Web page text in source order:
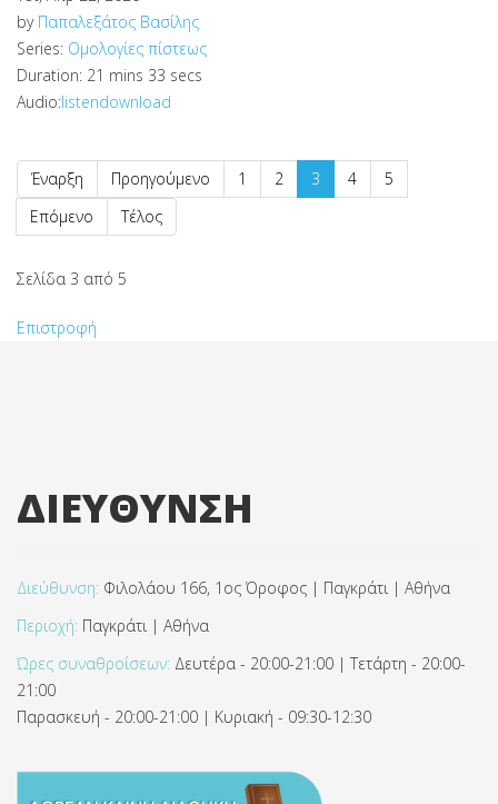
by Παπαλεξάτος Βασίλης
Series: Ομολογίες πίστεως
Duration: 21 mins 33 secs
Audio:listendownload
Έναρξη Προηγούμενο 1 2 3 4
5
Επόμενο
Τέλος
Σελίδα 3 από 5
Επιστροφή
ΔΙΕΥΘΥΝΣΗ
Διεύθυνση: Φιλολάου 166, 1ος Όροφος | Παγκράτι | Αθήνα
Περιοχή: Παγκράτι | Αθήνα
Ώρες συναθροίσεων: Δευτέρα - 20:00-21:00 | Τετάρτη - 20:00-
21:00
Παρασκευή - 20:00-21:00 | Κυριακή - 09:30-12:30